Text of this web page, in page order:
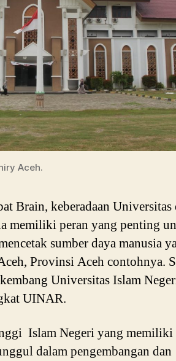
Aceh.
Brain, keberadaan Universitas
memiliki peran yang penting
sumber daya manusia
Provinsi Aceh contohnya.
Universitas Islam
UINAR.
Islam Negeri yang
dalam pengembangan dan